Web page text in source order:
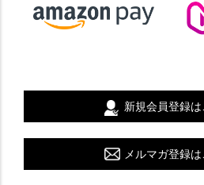
新規会員登録は
メルマガ登録は